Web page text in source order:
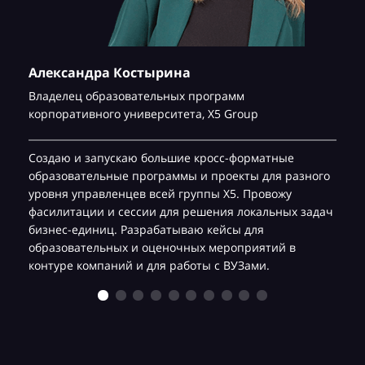
Александра Костырина
Владелец образовательных программ
корпоративного университета, Х5 Group
Создаю и запускаю большие кросс-форматные
образовательные программы и проекты для разного
уровня управленцев всей группы Х5. Провожу
фасилитации и сессии для решения локальных задач
бизнес-единиц. Разрабатываю кейсы для
образовательных и оценочных мероприятий в
контуре компаний и для работы с ВУЗами.